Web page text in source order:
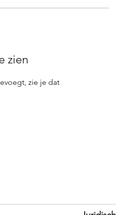
zien
zie je dat